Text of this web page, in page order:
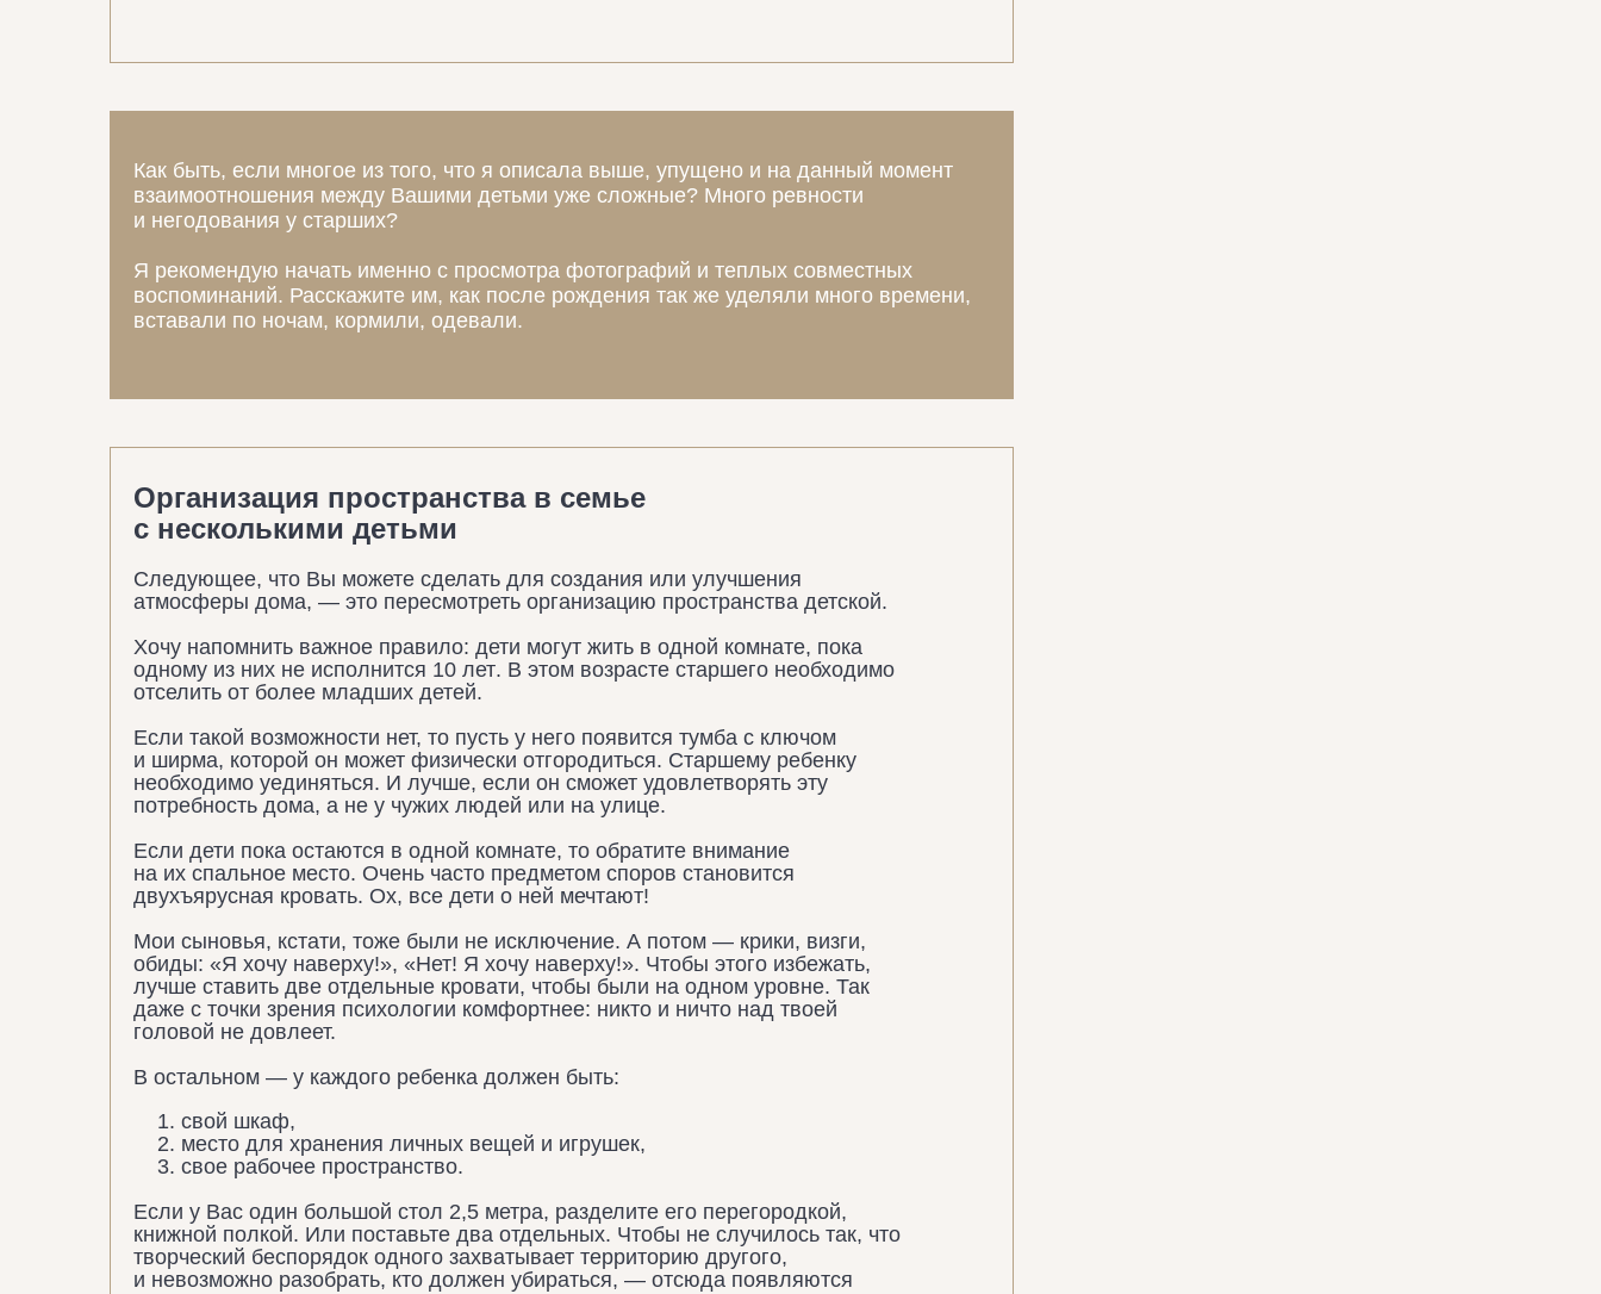
Как быть, если многое из того, что я описала выше, упущено и на данный момент
взаимоотношения между Вашими детьми уже сложные? Много ревности
и негодования у старших?
Я рекомендую начать именно с просмотра фотографий и теплых совместных
воспоминаний. Расскажите им, как после рождения так же уделяли много времени,
вставали по ночам, кормили, одевали.
Следующее, что Вы можете сделать для создания или улучшения
атмосферы дома, — это пересмотреть организацию пространства детской.
Хочу напомнить важное правило: дети могут жить в одной комнате, пока
одному из них не исполнится 10 лет. В этом возрасте старшего необходимо
отселить от более младших детей.
Если такой возможности нет, то пусть у него появится тумба с ключом
и ширма, которой он может физически отгородиться. Старшему ребенку
необходимо уединяться. И лучше, если он сможет удовлетворять эту
потребность дома, а не у чужих людей или на улице.
Если дети пока остаются в одной комнате, то обратите внимание
на их спальное место. Очень часто предметом споров становится
двухъярусная кровать. Ох, все дети о ней мечтают!
Мои сыновья, кстати, тоже были не исключение. А потом — крики, визги,
обиды: «Я хочу наверху!», «Нет! Я хочу наверху!». Чтобы этого избежать,
лучше ставить две отдельные кровати, чтобы были на одном уровне. Так
даже с точки зрения психологии комфортнее: никто и ничто над твоей
головой не довлеет.
В остальном — у каждого ребенка должен быть:
свой шкаф,
место для хранения личных вещей и игрушек,
свое рабочее пространство.
Если у Вас один большой стол 2,5 метра, разделите его перегородкой,
книжной полкой. Или поставьте два отдельных. Чтобы не случилось так, что
творческий беспорядок одного захватывает территорию другого,
и невозможно разобрать, кто должен убираться, — отсюда появляются
Организация пространства в семье
с несколькими детьми